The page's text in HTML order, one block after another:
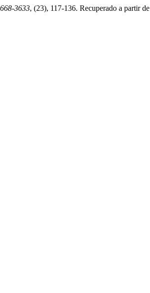
3633, (23), 117-136. Recuperado a partir de